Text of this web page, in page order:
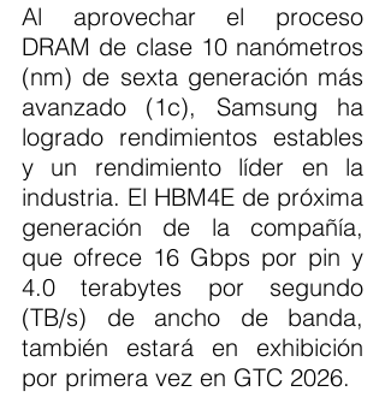
Al aprovechar el proceso
DRAM de clase 10 nanómetros
(nm) de sexta generación más
avanzado (1c), Samsung ha
logrado rendimientos estables
y un rendimiento líder en la
industria. El HBM4E de próxima
generación de la compañía,
que ofrece 16 Gbps por pin y
4.0 terabytes por segundo
(TB/s) de ancho de banda,
también estará en exhibición
por primera vez en GTC 2026.